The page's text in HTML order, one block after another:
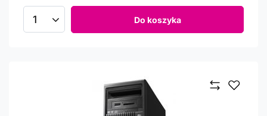
Ilość produktów Do koszyka